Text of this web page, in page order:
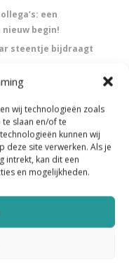
wij technologieën zoals
slaan en/of te
kunnen wij
deze site verwerken. Als je
intrekt, kan dit een
en mogelijkheden.
een
begin!
steentje bijdraagt
in de
van het Factos
1 november 2023
Gastvrij Rotterdam